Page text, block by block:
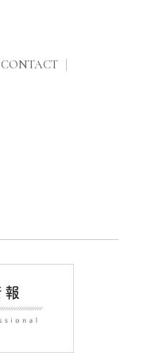
CONTACT